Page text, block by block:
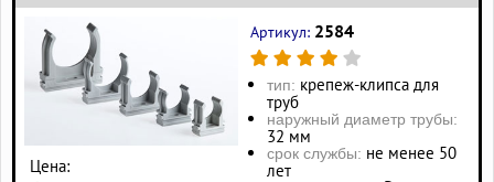
Цена:
Артикул: 2584
тип: крепеж-клипса для
труб
наружный диаметр трубы:
32 мм
срок службы: не менее 50
лет